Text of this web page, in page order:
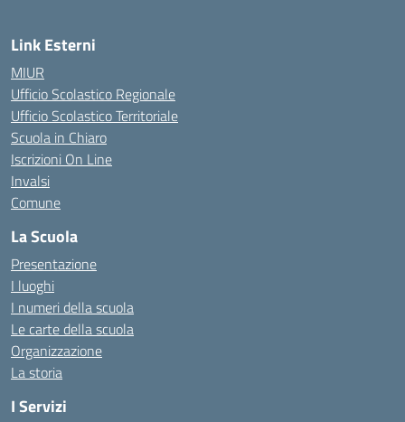
Link Esterni
MIUR
Ufficio Scolastico Regionale
Ufficio Scolastico Territoriale
Scuola in Chiaro
Iscrizioni On Line
Invalsi
Comune
La Scuola
Presentazione
I luoghi
I numeri della scuola
Le carte della scuola
Organizzazione
La storia
I Servizi